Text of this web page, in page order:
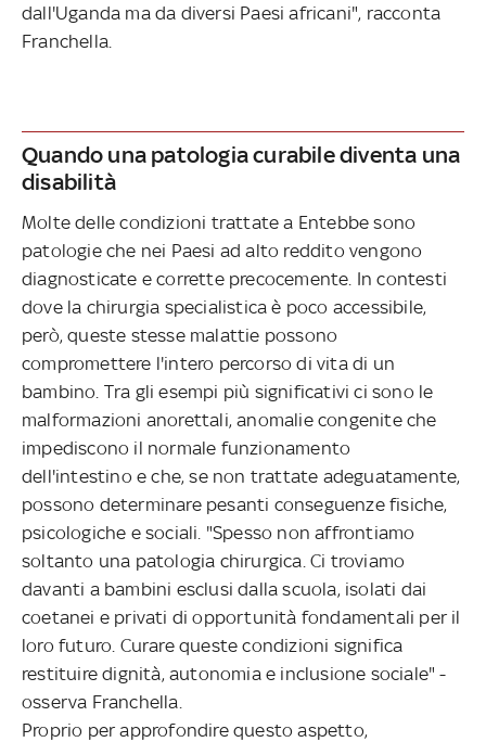
dall'Uganda ma da diversi Paesi africani", racconta
Franchella.
Quando una patologia curabile diventa una
disabilità
Molte delle condizioni trattate a Entebbe sono
patologie che nei Paesi ad alto reddito vengono
diagnosticate e corrette precocemente. In contesti
dove la chirurgia specialistica è poco accessibile,
però, queste stesse malattie possono
compromettere l'intero percorso di vita di un
bambino. Tra gli esempi più significativi ci sono le
malformazioni anorettali, anomalie congenite che
impediscono il normale funzionamento
dell'intestino e che, se non trattate adeguatamente,
possono determinare pesanti conseguenze fisiche,
psicologiche e sociali. "Spesso non affrontiamo
soltanto una patologia chirurgica. Ci troviamo
davanti a bambini esclusi dalla scuola, isolati dai
coetanei e privati di opportunità fondamentali per il
loro futuro. Curare queste condizioni significa
restituire dignità, autonomia e inclusione sociale" -
osserva Franchella.
Proprio per approfondire questo aspetto,